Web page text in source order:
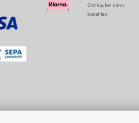
Erst kaufen dann
bezahlen